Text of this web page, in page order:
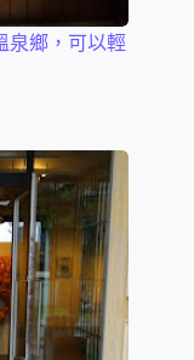
泉鄉，可以輕